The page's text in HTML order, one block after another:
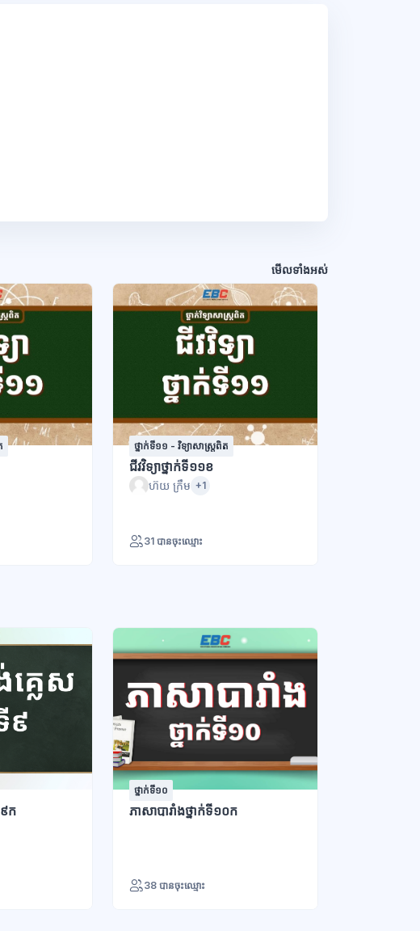
មើលទាំងអស់
ថ្នាក់ទី១១ - វិទ្យាសាស្រ្តពិត
ជីវវិទ្យាថ្នាក់ទី១១ខ
ហ៊យ ក្រឹម +1
31 បានចុះឈ្មោះ
៩ក
ថ្នាក់ទី១០
ភាសាបារាំងថ្នាក់ទី១០ក
38 បានចុះឈ្មោះ